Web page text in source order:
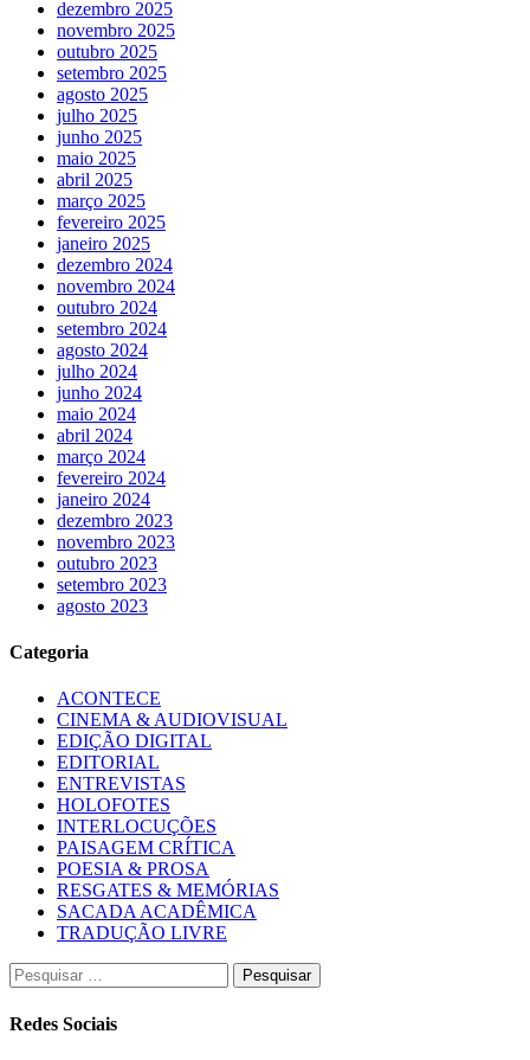
dezembro 2025
novembro 2025
outubro 2025
setembro 2025
agosto 2025
julho 2025
junho 2025
maio 2025
abril 2025
março 2025
fevereiro 2025
janeiro 2025
dezembro 2024
novembro 2024
outubro 2024
setembro 2024
agosto 2024
julho 2024
junho 2024
maio 2024
abril 2024
março 2024
fevereiro 2024
janeiro 2024
dezembro 2023
novembro 2023
outubro 2023
setembro 2023
agosto 2023
Categoria
ACONTECE
CINEMA & AUDIOVISUAL
EDIÇÃO DIGITAL
EDITORIAL
ENTREVISTAS
HOLOFOTES
INTERLOCUÇÕES
PAISAGEM CRÍTICA
POESIA & PROSA
RESGATES & MEMÓRIAS
SACADA ACADÊMICA
TRADUÇÃO LIVRE
Pesquisar
por:
Redes Sociais